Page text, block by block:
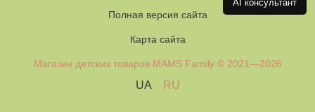
Полная версия сайта
Карта сайта
Магазин детских товаров MAMS Family © 2021—2026
UA RU
AI консультант